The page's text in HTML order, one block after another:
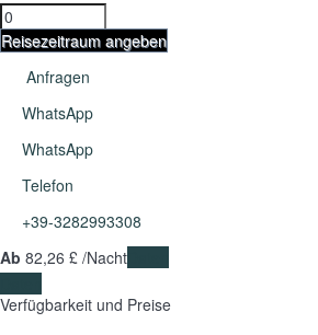
Reisezeitraum angeben
Anfragen
WhatsApp
WhatsApp
Telefon
+39-3282993308
Ab 82,26 £ /Nacht
Verfügbarkeit und Preise